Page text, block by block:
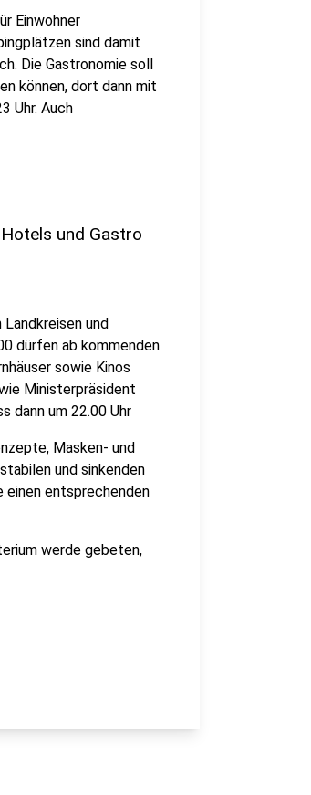
Einwohner
sind damit
Die Gastronomie soll
können, dort dann mit
Uhr. Auch
und Gastro
und
dürfen ab kommenden
sowie Kinos
Ministerpräsident
dann um 22.00 Uhr
Masken- und
und sinkenden
einen entsprechenden
werde gebeten,